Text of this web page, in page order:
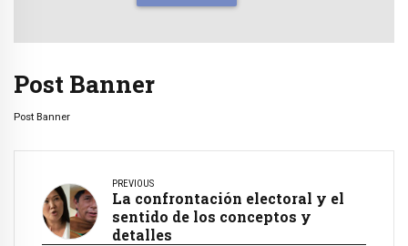
Post Banner
Post Banner
PREVIOUS
La confrontación electoral y el
sentido de los conceptos y
detalles